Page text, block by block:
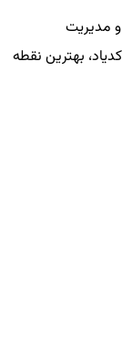
و مدیریت
بهترین نقطه